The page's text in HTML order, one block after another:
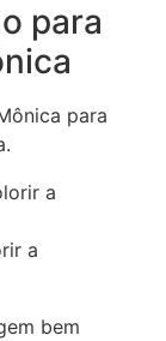
para
para
a
bem